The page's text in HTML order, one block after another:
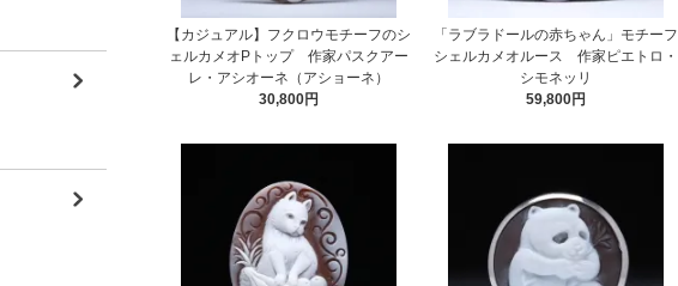
【カジュアル】フクロウモチーフのシ
ェルカメオPトップ 作家パスクアー
レ・アシオーネ（アショーネ）
30,800円
「ラブラドールの赤ちゃん」モチーフ
シェルカメオルース 作家ピエトロ・
シモネッリ
59,800円